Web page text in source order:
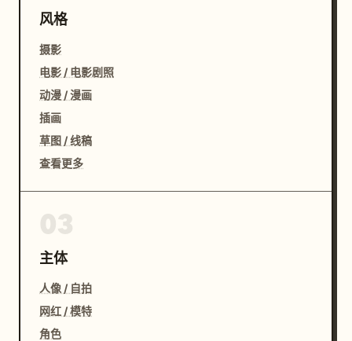
风格
摄影
电影 / 电影剧照
动漫 / 漫画
插画
草图 / 线稿
查看更多
主体
人像 / 自拍
网红 / 模特
角色